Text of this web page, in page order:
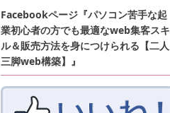
Facebookページ『パソコン苦手な起
業初心者の方でも最適なweb集客スキ
ル＆販売方法を身につけられる【二人
三脚web構築】』